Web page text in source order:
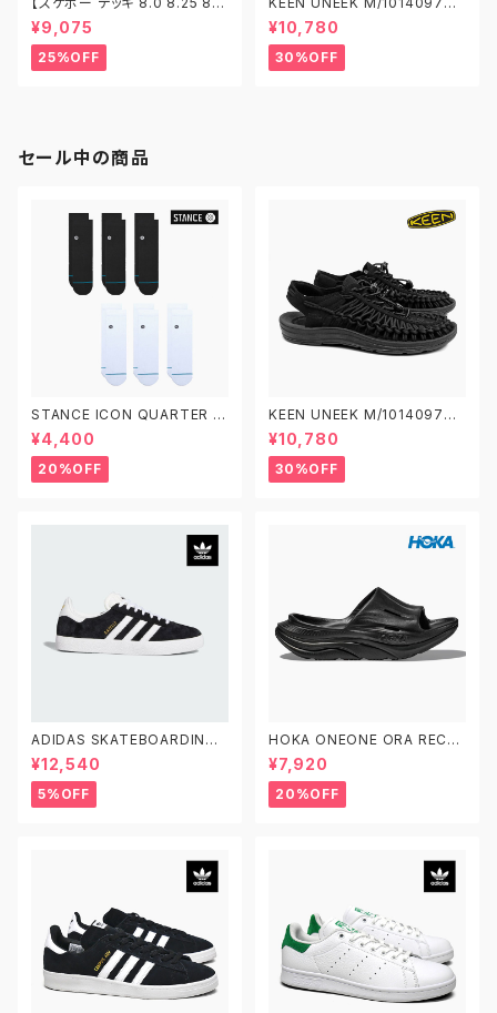
8.75】FOUNDATION ファンデ
ーション スケートボード デッキ
スケボー プロデッキ
¥9,075
25%OFF
W/1014099 キーン ユニーク
¥10,780
30%OFF
セール中の商品
STANCE ICON QUARTER 3
PACK A356A21IQP スタンス
アイコン クオーター 3足セット
ソックス 靴下
¥4,400
20%OFF
KEEN UNEEK M/1014097
W/1014099 キーン ユニーク
¥10,780
30%OFF
ADIDAS SKATEBOARDING
GAZELLE ADV FX6563 23.0
-29.0 アディダス スケートボー
ディング ガゼルADV スエード
黒白
¥12,540
5%OFF
HOKA ONEONE ORA RECO
VERY SLIDE 3 ホカオネオネ
オラ リカバリー スライド 3 109
9675 BDGGR メンズ リカバリ
ーサンダル
¥7,920
20%OFF